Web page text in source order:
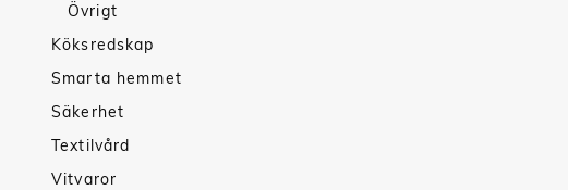
Övrigt
Köksredskap
Smarta hemmet
Säkerhet
Textilvård
Vitvaror